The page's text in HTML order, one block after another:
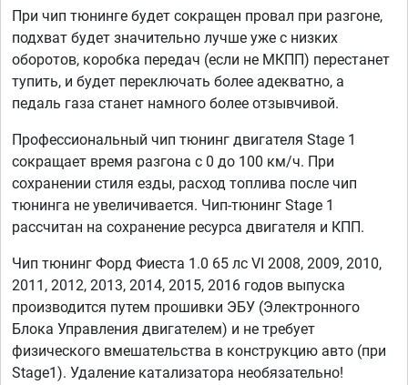
При чип тюнинге будет сокращен провал при разгоне,
подхват будет значительно лучше уже с низких
оборотов, коробка передач (если не МКПП) перестанет
тупить, и будет переключать более адекватно, а
педаль газа станет намного более отзывчивой.
Профессиональный чип тюнинг двигателя Stage 1
сокращает время разгона с 0 до 100 км/ч. При
сохранении стиля езды, расход топлива после чип
тюнинга не увеличивается. Чип-тюнинг Stage 1
рассчитан на сохранение ресурса двигателя и КПП.
Чип тюнинг Форд Фиеста 1.0 65 лс VI 2008, 2009, 2010,
2011, 2012, 2013, 2014, 2015, 2016 годов выпуска
производится путем прошивки ЭБУ (Электронного
Блока Управления двигателем) и не требует
физического вмешательства в конструкцию авто (при
Stage1). Удаление катализатора необязательно!